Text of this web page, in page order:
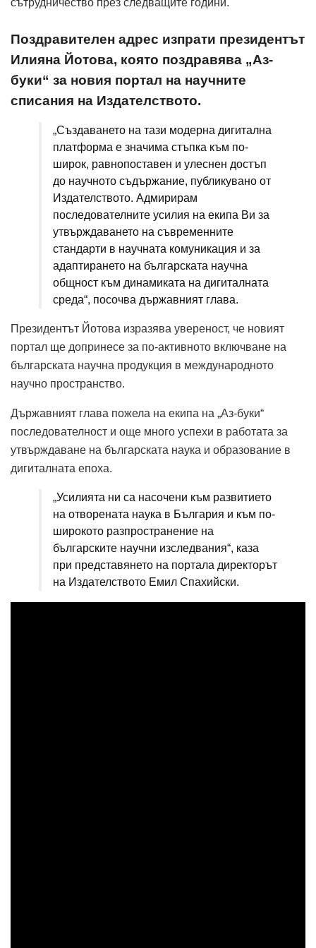
сътрудничество през следващите години.
Поздравителен адрес изпрати президентът
Илияна Йотова, която поздравява „Аз-
буки“ за новия портал на научните
списания на Издателството.
„Създаването на тази модерна дигитална
платформа е значима стъпка към по-
широк, равнопоставен и улеснен достъп
до научното съдържание, публикувано от
Издателството. Адмирирам
последователните усилия на екипа Ви за
утвърждаването на съвременните
стандарти в научната комуникация и за
адаптирането на българската научна
общност към динамиката на дигиталната
среда“, посочва държавният глава.
Президентът Йотова изразява увереност, че новият
портал ще допринесе за по-активното включване на
българската научна продукция в международното
научно пространство.
Държавният глава пожела на екипа на „Аз-буки“
последователност и още много успехи в работата за
утвърждаване на българската наука и образование в
дигиталната епоха.
„Усилията ни са насочени към развитието
на отворената наука в България и към по-
широкото разпространение на
българските научни изследвания“, каза
при представянето на портала директорът
на Издателството Емил Спахийски.